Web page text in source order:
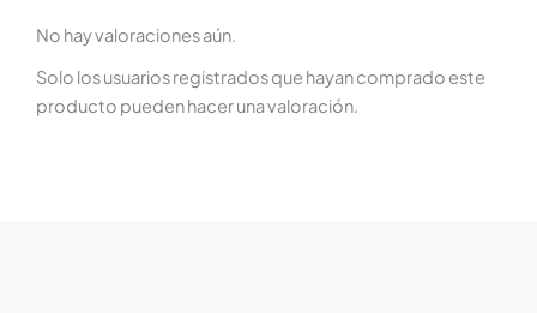
No hay valoraciones aún.
Solo los usuarios registrados que hayan comprado este
producto pueden hacer una valoración.